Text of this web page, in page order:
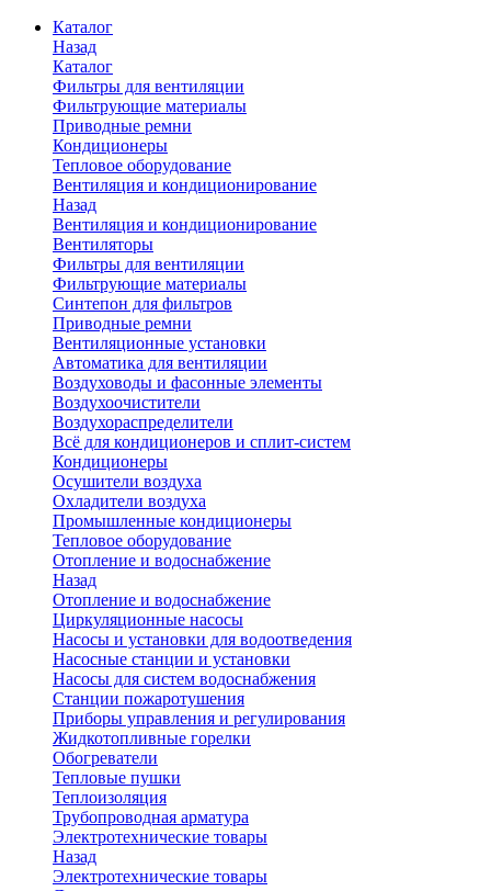
Каталог
Назад
Каталог
Фильтры для вентиляции
Фильтрующие материалы
Приводные ремни
Кондиционеры
Тепловое оборудование
Вентиляция и кондиционирование
Назад
Вентиляция и кондиционирование
Вентиляторы
Фильтры для вентиляции
Фильтрующие материалы
Синтепон для фильтров
Приводные ремни
Вентиляционные установки
Автоматика для вентиляции
Воздуховоды и фасонные элементы
Воздухоочистители
Воздухораспределители
Всё для кондиционеров и сплит-систем
Кондиционеры
Осушители воздуха
Охладители воздуха
Промышленные кондиционеры
Тепловое оборудование
Отопление и водоснабжение
Назад
Отопление и водоснабжение
Циркуляционные насосы
Насосы и установки для водоотведения
Насосные станции и установки
Насосы для систем водоснабжения
Станции пожаротушения
Приборы управления и регулирования
Жидкотопливные горелки
Обогреватели
Тепловые пушки
Теплоизоляция
Трубопроводная арматура
Электротехнические товары
Назад
Электротехнические товары